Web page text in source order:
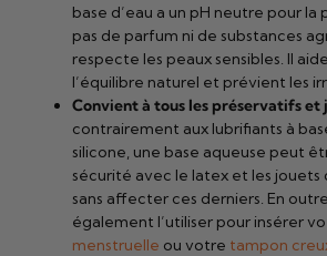
base d’eau a un pH neutre pour
pas de parfum ni de substances
respecte les peaux sensibles. Il
l’équilibre naturel et prévient les
Convient à tous les préservatifs et
contrairement aux lubrifiants à
silicone, une base aqueuse peut
sécurité avec le latex et les jouets
sans affecter ces derniers. En
également l’utiliser pour insérer
menstruelle ou votre tampon